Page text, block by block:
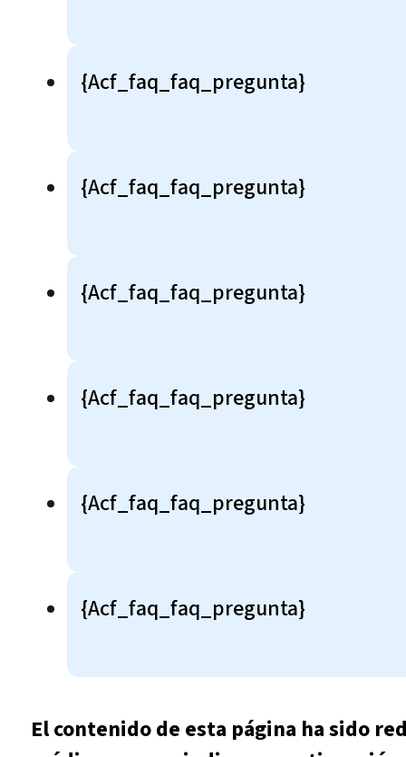
{acf_faq_faq_pregunta}
{acf_faq_faq_pregunta}
{acf_faq_faq_pregunta}
{acf_faq_faq_pregunta}
{acf_faq_faq_pregunta}
{acf_faq_faq_pregunta}
El contenido de esta página ha sido